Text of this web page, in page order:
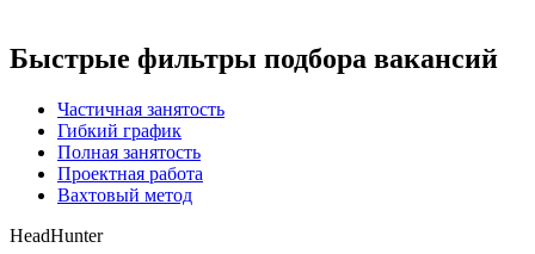
Быстрые фильтры подбора вакансий
Частичная занятость
Гибкий график
Полная занятость
Проектная работа
Вахтовый метод
HeadHunter